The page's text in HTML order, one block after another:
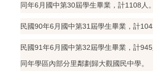
同年6月國中第30屆學生畢業，計1108人。
民國90年6月國中第31屆學生畢業，計
民國91年6月國中第32屆學生畢業，計945
同年學區內部分里鄰劃歸大觀國民中學。